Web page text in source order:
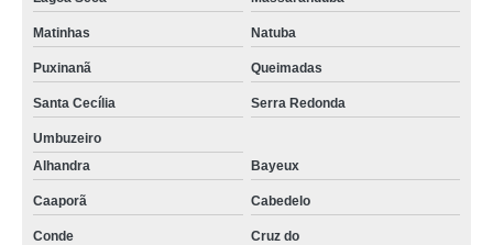
Matinhas Natuba
Puxinanã Queimadas
Santa Cecília Serra Redonda
Umbuzeiro
Alhandra
Bayeux
Caaporã Cabedelo
Conde Cruz do